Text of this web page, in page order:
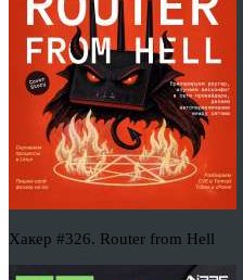
Хакер #326. Router from Hell